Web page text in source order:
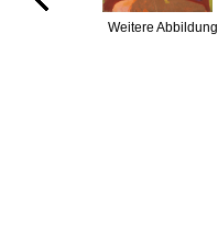
Weitere Abbildung